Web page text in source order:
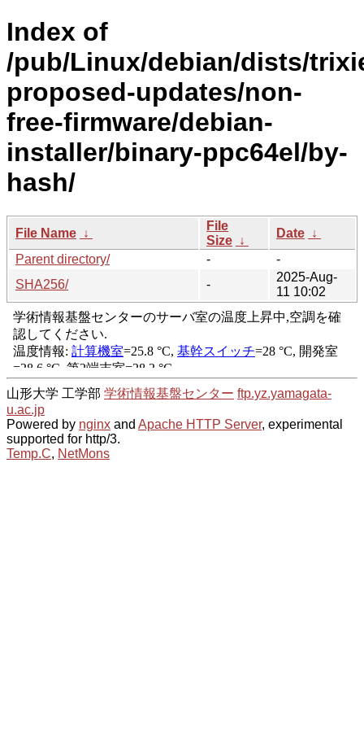
Index of
/pub/Linux/debian/dists/
proposed-updates/non-
free-firmware/debian-
installer/binary-ppc64el/by-
hash/
File Name ↓
File
Size ↓
Date ↓
Parent directory/
-
-
SHA256/
-
2025-Aug-
11 10:02
山形大学 工学部 学術情報基盤センター ftp.yz.yamagata-
u.ac.jp
Powered by nginx and Apache HTTP Server, experimental
supported for http/3.
Temp.C, NetMons